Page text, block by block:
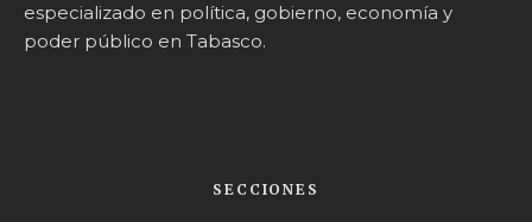
especializado en política, gobierno, economía y
poder público en Tabasco.
SECCIONES